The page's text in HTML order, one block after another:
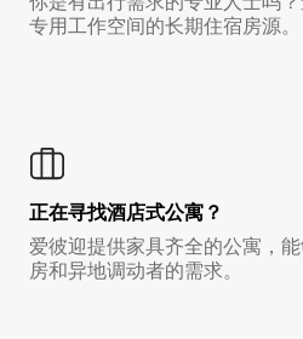
专用工作空间的长期住宿房源。
正在寻找酒店式公寓？
爱彼迎提供家具齐全的公寓，
房和异地调动者的需求。